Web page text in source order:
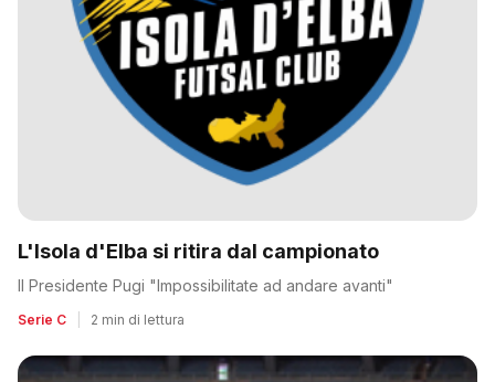
L'Isola d'Elba si ritira dal campionato
Il Presidente Pugi "Impossibilitate ad andare avanti"
Serie C 2 min di lettura